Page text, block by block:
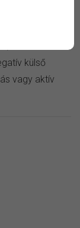
külső
vagy aktív